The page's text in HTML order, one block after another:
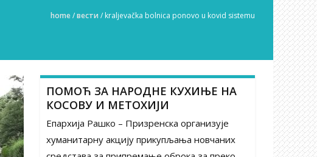
home/вести / kraljevačka bolnica ponovo u kovid sistemu
ПОМОЋ ЗА НАРОДНЕ КУХИЊЕ НА
КОСОВУ И МЕТОХИЈИ
Епархија Рашко – Призренска организује
хуманитарну акцију прикупљања новчаних